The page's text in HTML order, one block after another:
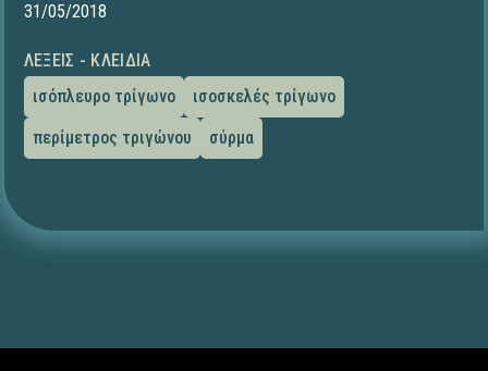
31/05/2018
ΛΈΞΕΙΣ - ΚΛΕΙΔΙΆ
ισόπλευρο τρίγωνο
ισοσκελές τρίγωνο
περίμετρος τριγώνου
σύρμα